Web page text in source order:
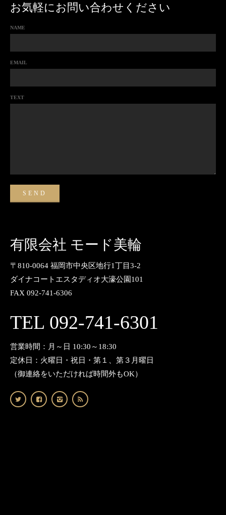
お気軽にお問い合わせください
NAME
EMAIL
TEXT
有限会社 モード美輪
〒810-0064 福岡市中央区地行1丁目3-2
ダイナコートエスタディオ大濠公園101
FAX 092-741-6306
TEL 092-741-6301
営業時間：月～日 10:30～18:30
定休日：火曜日・祝日・第１、第３月曜日
（御連絡をいただければ時間外もOK）